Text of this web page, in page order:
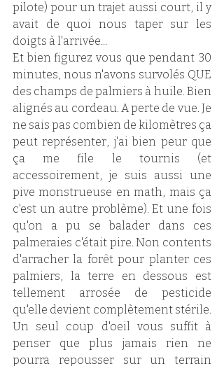
pilote) pour un trajet aussi court, il y
avait de quoi nous taper sur les
doigts à l'arrivée...
Et bien figurez vous que pendant 30
minutes, nous n'avons survolés QUE
des champs de palmiers à huile. Bien
alignés au cordeau. A perte de vue. Je
ne sais pas combien de kilomètres ça
peut représenter, j'ai bien peur que
ça me file le tournis (et
accessoirement, je suis aussi une
pive monstrueuse en math, mais ça
c'est un autre problème). Et une fois
qu'on a pu se balader dans ces
palmeraies c'était pire. Non contents
d'arracher la forêt pour planter ces
palmiers, la terre en dessous est
tellement arrosée de pesticide
qu'elle devient complètement stérile.
Un seul coup d'oeil vous suffit à
penser que plus jamais rien ne
pourra repousser sur un terrain